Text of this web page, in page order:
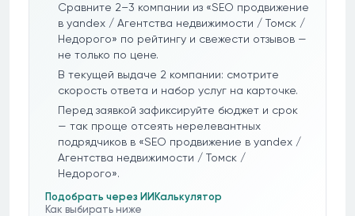
Сравните 2–3 компании из «SEO продвижение
в yandex / Агентства недвижимости / Томск /
Недорого» по рейтингу и свежести отзывов —
не только по цене.
В текущей выдаче 2 компании: смотрите
скорость ответа и набор услуг на карточке.
Перед заявкой зафиксируйте бюджет и срок
— так проще отсеять нерелевантных
подрядчиков в «SEO продвижение в yandex /
Агентства недвижимости / Томск /
Недорого».
Подобрать через ИИ Калькулятор
Как выбирать ниже